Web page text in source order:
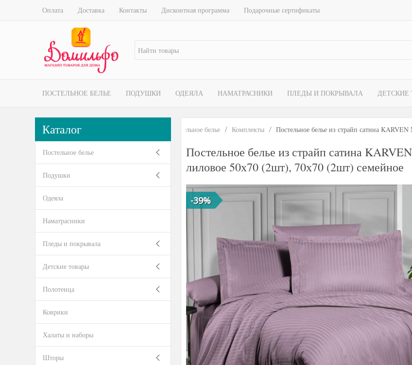
Оплата Доставка Контакты Дисконтная программа Подарочные сертификаты
ПОСТЕЛЬНОЕ БЕЛЬЕ ПОДУШКИ ОДЕЯЛА НАМАТРАСНИКИ ПЛЕДЫ И ПОКРЫВАЛА ДЕТСКИЕ
Постельное белье Комплекты Постельное белье из страйп сатина
Постельное белье из страйп сатина
лиловое 50х70 (2шт), 70х70 (2шт) семейное
-39%
Каталог
Постельное белье
Подушки
Одеяла
Наматрасники
Пледы и покрывала
Детские товары
Полотенца
Коврики
Халаты и наборы
Шторы